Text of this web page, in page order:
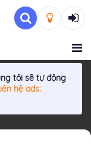
tôi sẽ tự động
hệ ads: